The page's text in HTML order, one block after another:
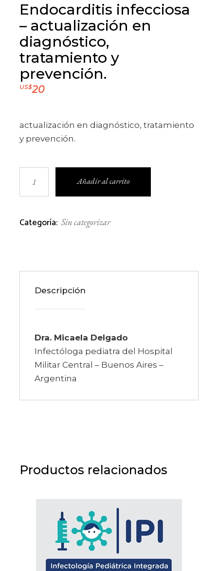
Endocarditis infecciosa
– actualización en
diagnóstico,
tratamiento y
prevención.
US$20
actualización en diagnóstico, tratamiento
y prevención.
Endocarditis infecciosa - actualización en
Añadir al carrito
Categoría: Sin categorizar
Descripción
Dra. Micaela Delgado
Infectóloga pediatra del Hospital
Militar Central – Buenos Aires –
Argentina
Productos relacionados